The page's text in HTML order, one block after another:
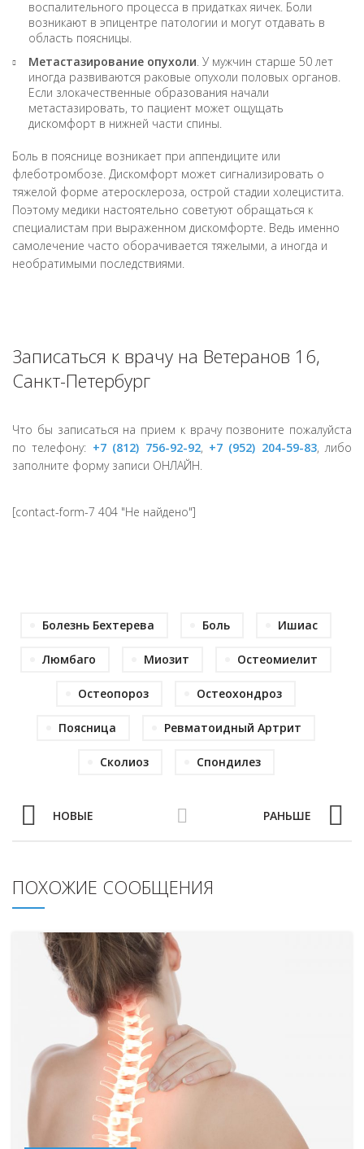
воспалительного процесса в придатках яичек. Боли
возникают в эпицентре патологии и могут отдавать в
область поясницы.
Метастазирование опухоли. У мужчин старше 50 лет
иногда развиваются раковые опухоли половых органов.
Если злокачественные образования начали
метастазировать, то пациент может ощущать
дискомфорт в нижней части спины.
Боль в пояснице возникает при аппендиците или
флеботромбозе. Дискомфорт может сигнализировать о
тяжелой форме атеросклероза, острой стадии холецистита.
Поэтому медики настоятельно советуют обращаться к
специалистам при выраженном дискомфорте. Ведь именно
самолечение часто оборачивается тяжелыми, а иногда и
необратимыми последствиями.
Записаться к врачу на Ветеранов 16,
Санкт-Петербург
Что бы записаться на прием к врачу позвоните пожалуйста
по телефону: +7 (812) 756-92-92, +7 (952) 204-59-83, либо
заполните форму записи ОНЛАЙН.
[contact-form-7 404 "Не найдено"]
Болезнь Бехтерева Боль Ишиас
Люмбаго Миозит Остеомиелит
Остеопороз Остеохондроз
Поясница Ревматоидный Артрит
Сколиоз Спондилез
НОВЫЕ РАНЬШЕ
ПОХОЖИЕ СООБЩЕНИЯ